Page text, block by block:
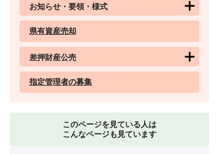
お知らせ・要領・様式
県有資産売却
差押財産公売
指定管理者の募集
このページを見ている人は
こんなページも見ています